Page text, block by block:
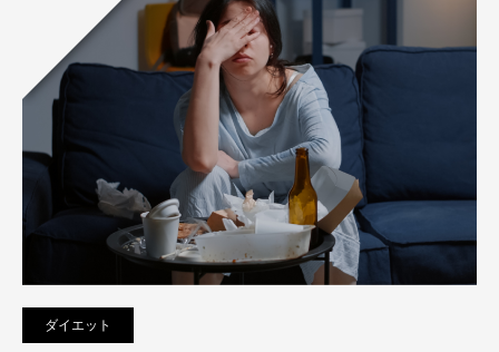
ダイエット